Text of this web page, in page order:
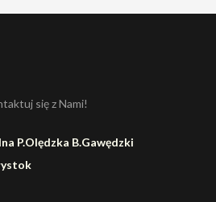
się z Nami!
P.Olędzka B.Gawędzki